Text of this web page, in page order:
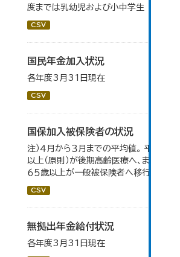
度までは乳幼児および小中学生
CSV
国民年金加入状況
各年度3月31日現在
CSV
国保加入被保険者の状況
注）４月から３月までの平均値。 平成２０
以上（原則）が後期高齢医療へ、また、退
６５歳以上が一般被保険者へ移行。
CSV
無拠出年金給付状況
各年度3月31日現在